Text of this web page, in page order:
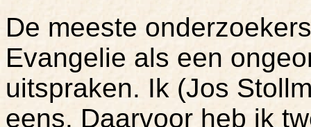
De meeste
Evangelie als een
uitspraken. Ik (Jos
eens. Daarvoor heb ik